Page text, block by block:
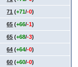
71 (+71/-0)
65 (+66/-1)
65 (+68/-3)
64 (+64/-0)
60 (+60/-0)